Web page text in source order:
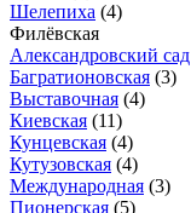
Шелепиха (4)
Филёвская
Александровский сад
Багратионовская (3)
Выставочная (4)
Киевская (11)
Кунцевская (4)
Кутузовская (4)
Международная (3)
Пионерская (5)